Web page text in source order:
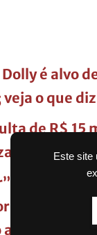
Este site
é alvo
o que
de R$ 15
cartões
que pode
Copa do